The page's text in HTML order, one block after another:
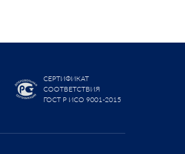
СЕРТИФИКАТ
СООТВЕТСТВИЯ
ГОСТ Р ИСО 9001-2015